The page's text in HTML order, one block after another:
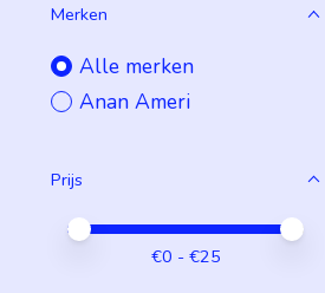
Merken
Alle merken
Anan Ameri
Prijs
Minimale prijswaarde
Price maximum value
€0 - €25